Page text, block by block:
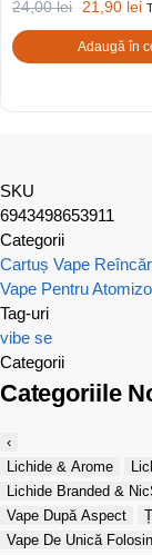
24,00lei 21,90 lei
Adaugă în
SKU
6943498653911
Categorii
Cartuș Vape
Vape Pentru
Tag-uri
vibe se
Categorii
Categoriile
‹
Lichide & Arome
Lichide Branded &
Vape După Aspect
Vape De Unică